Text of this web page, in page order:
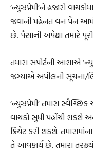
‘ન્યુઝપ્રેમી’ને હજારો
જવાની મહેનત વન પેન આર્મી
છે. પૈસાની અપેક્ષા તમારે
તમારા સપોર્ટની આશાએ
જગ્યાએ અપીલની સૂચના/
‘ન્યુઝપ્રેમી’ તમારા
વાચકો સુધી પહોંચી શકશે
ક્રિયેટ કરી શકશે.
તે આવકાર્ય છે. તમારા